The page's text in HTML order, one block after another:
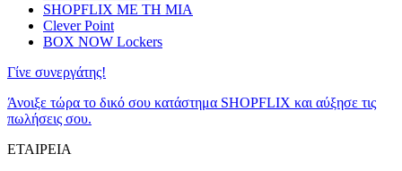
SHOPFLIX ΜΕ ΤΗ ΜΙΑ
Clever Point
BOX NOW Lockers
Γίνε συνεργάτης!
Άνοιξε τώρα το δικό σου κατάστημα SHOPFLIX και αύξησε τις
πωλήσεις σου.
ΕΤΑΙΡΕΙΑ